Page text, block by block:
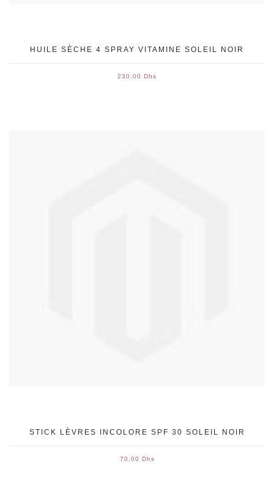
HUILE SÈCHE 4 SPRAY VITAMINE SOLEIL NOIR
230,00 Dhs
STICK LÈVRES INCOLORE SPF 30 SOLEIL NOIR
70,00 Dhs